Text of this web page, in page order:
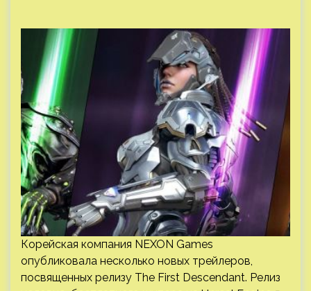
Корейская компания NEXON Games
опубликовала несколько новых трейлеров,
посвященных релизу The First Descendant. Релиз